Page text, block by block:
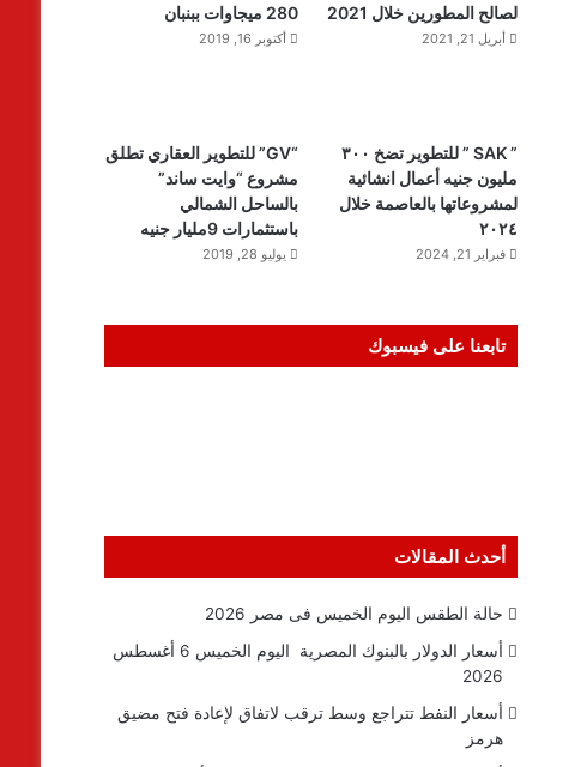
لصالح المطورين خلال 2021
أبريل 21, 2021
280 ميجاوات ببنبان
أكتوبر 16, 2019
” SAK ” للتطوير تضخ ٣٠٠
مليون جنيه أعمال انشائية
لمشروعاتها بالعاصمة خلال
٢٠٢٤
فبراير 21, 2024
“GV” للتطوير العقاري تطلق
مشروع “وايت ساند”
بالساحل الشمالي
باستثمارات 9مليار جنيه
يوليو 28, 2019
تابعنا على فيسبوك
أحدث المقالات
حالة الطقس اليوم الخميس فى مصر 2026
أسعار الدولار بالبنوك المصرية اليوم الخميس 6 أغسطس
2026
أسعار النفط تتراجع وسط ترقب لاتفاق لإعادة فتح مضيق
هرمز